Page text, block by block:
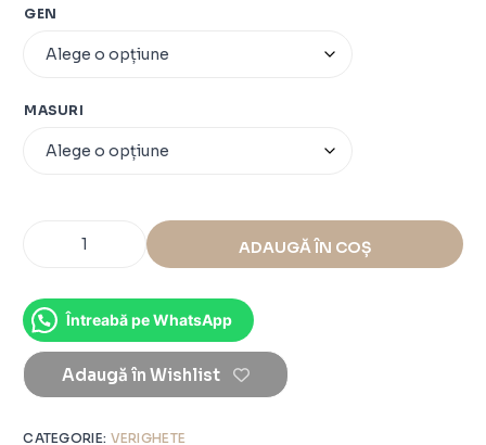
GEN
MASURI
ADAUGĂ ÎN COȘ
Întreabă pe WhatsApp
Adaugă în Wishlist
CATEGORIE: VERIGHETE